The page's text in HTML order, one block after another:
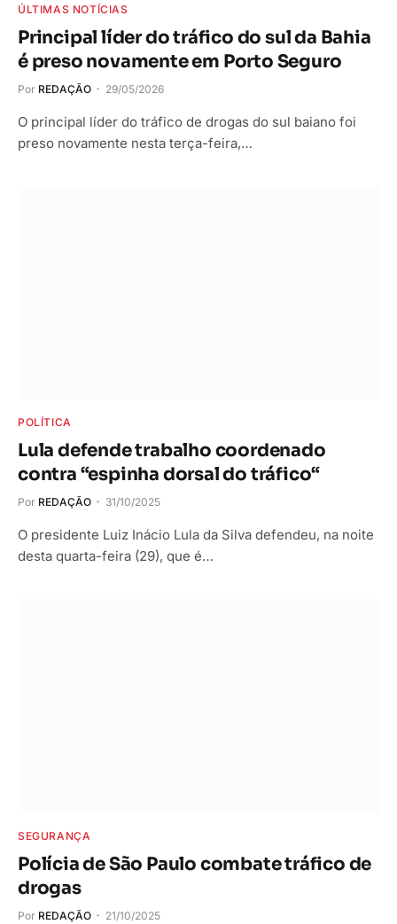
ÚLTIMAS NOTÍCIAS
Principal líder do tráfico do sul da Bahia
é preso novamente em Porto Seguro
Por REDAÇÃO 29/05/2026
O principal líder do tráfico de drogas do sul baiano foi
preso novamente nesta terça-feira,…
POLÍTICA
Lula defende trabalho coordenado
contra “espinha dorsal do tráfico“
Por REDAÇÃO 31/10/2025
O presidente Luiz Inácio Lula da Silva defendeu, na noite
desta quarta-feira (29), que é…
SEGURANÇA
Polícia de São Paulo combate tráfico de
drogas
Por REDAÇÃO 21/10/2025